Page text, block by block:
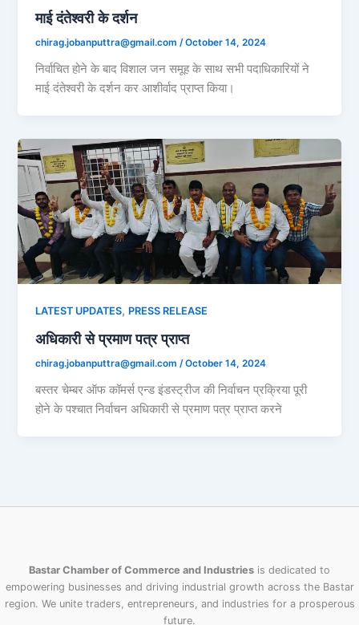
माई दंतेश्वरी के दर्शन
chirag.jobanputtra@gmail.com/October 14, 2024
निर्वाचित होने के बाद विशाल जन समूह के साथ सभी पदाधिकारियों ने
माई दंतेश्वरी के दर्शन कर आशीर्वाद प्राप्त किया।
LATEST UPDATES, PRESS RELEASE
अधिकारी से प्रमाण पत्र प्राप्त
chirag.jobanputtra@gmail.com/October 14, 2024
बस्तर चेम्बर ऑफ कॉमर्स एन्ड इंडस्ट्रीज की निर्वाचन प्रक्रिया पूरी
होने के पश्चात निर्वाचन अधिकारी से प्रमाण पत्र प्राप्त करने
Bastar Chamber of Commerce and Industries is dedicated to
empowering businesses and driving industrial growth across the Bastar
region. We unite traders, entrepreneurs, and industries for a prosperous
future.